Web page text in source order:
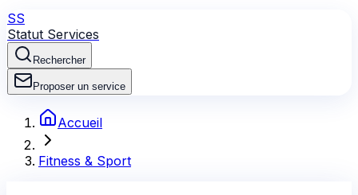
SS
Statut Services
Rechercher
Proposer un service
Accueil
Fitness & Sport